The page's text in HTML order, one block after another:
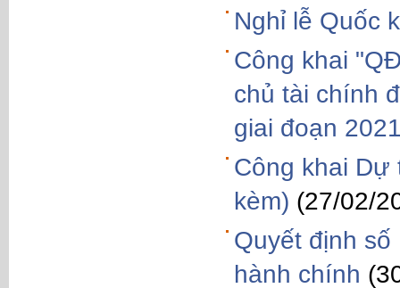
Nghỉ lễ Quốc
Công khai
chủ tài chính
giai đoạn
Công khai Dự
kèm) (27/02/
Quyết định
hành chính